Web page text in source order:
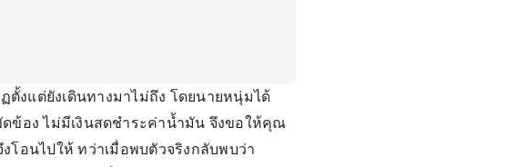
งแต่ยังเดินทางมาไม่ถึง โดยนายหนุ่มได้
ข้อง ไม่มีเงินสดชำระค่าน้ำมัน จึงขอให้คุณ
โอนไปให้ ทว่าเมื่อพบตัวจริงกลับพบว่า